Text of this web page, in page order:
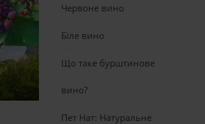
Червоне вино
Біле вино
Що таке бурштинове
вино?
Пет Нат: Натуральне